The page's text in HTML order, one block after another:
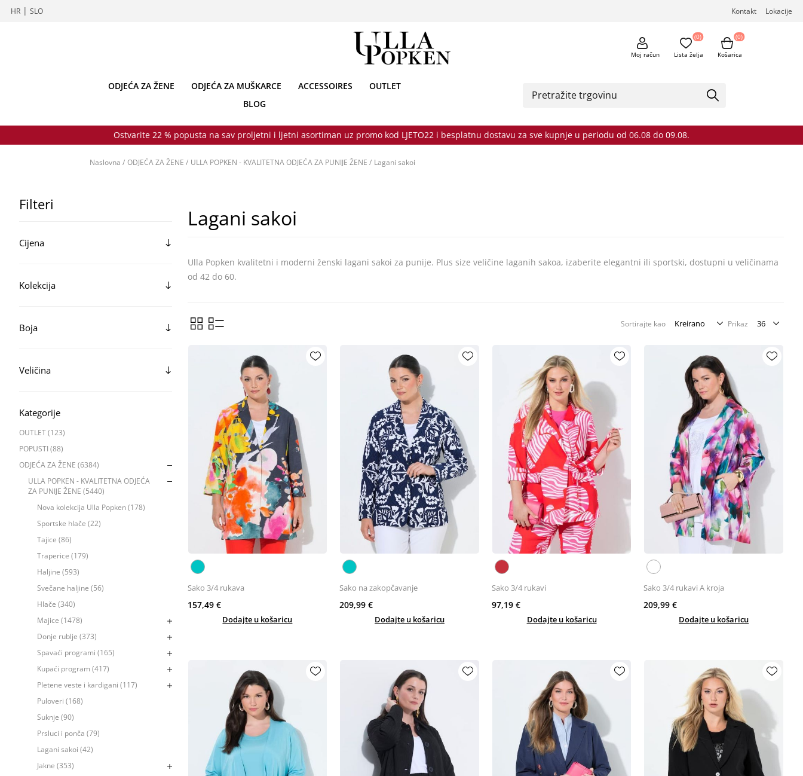
HR | SLO Kontakt Lokacije
Moj račun Lista želja
(0)
Košarica
(0)
ODJEĆA ZA ŽENE ODJEĆA ZA MUŠKARCE ACCESSOIRES
OUTLET
BLOG
Ostvarite 22 % popusta na sav proljetni i ljetni asortiman uz promo kod LJETO22 i besplatnu dostavu za sve kupnje u periodu od 06.08 do 09.08.
Naslovna / ODJEĆA ZA ŽENE / ULLA POPKEN - KVALITETNA ODJEĆA ZA PUNIJE ŽENE / Lagani sakoi
Filteri
Cijena
Kolekcija
Boja
Veličina
Kategorije
OUTLET (123)
POPUSTI (88)
ODJEĆA ZA ŽENE (6384)
ULLA POPKEN - KVALITETNA ODJEĆA
ZA PUNIJE ŽENE (5440)
Nova kolekcija Ulla Popken (178)
Sportske hlače (22)
Tajice (86)
Traperice (179)
Haljine (593)
Svečane haljine (56)
Hlače (340)
Majice (1478)
Donje rublje (373)
Spavaći programi (165)
Kupaći program (417)
Pletene veste i kardigani (117)
Puloveri (168)
Suknje (90)
Prsluci i ponča (79)
Lagani sakoi (42)
Jakne (353)
Lagani sakoi
Ulla Popken kvalitetni i moderni ženski lagani sakoi za punije. Plus size veličine laganih sakoa, izaberite elegantni ili sportski, dostupni u veličinama
od 42 do 60.
Sortirajte kao Prikaz
Sako 3/4 rukava
157,49 €
Dodajte u košaricu
Sako na zakopčavanje
209,99 €
Dodajte u košaricu
Sako 3/4 rukavi
97,19 €
Dodajte u košaricu
Sako 3/4 rukavi A kroja
209,99 €
Dodajte u košaricu